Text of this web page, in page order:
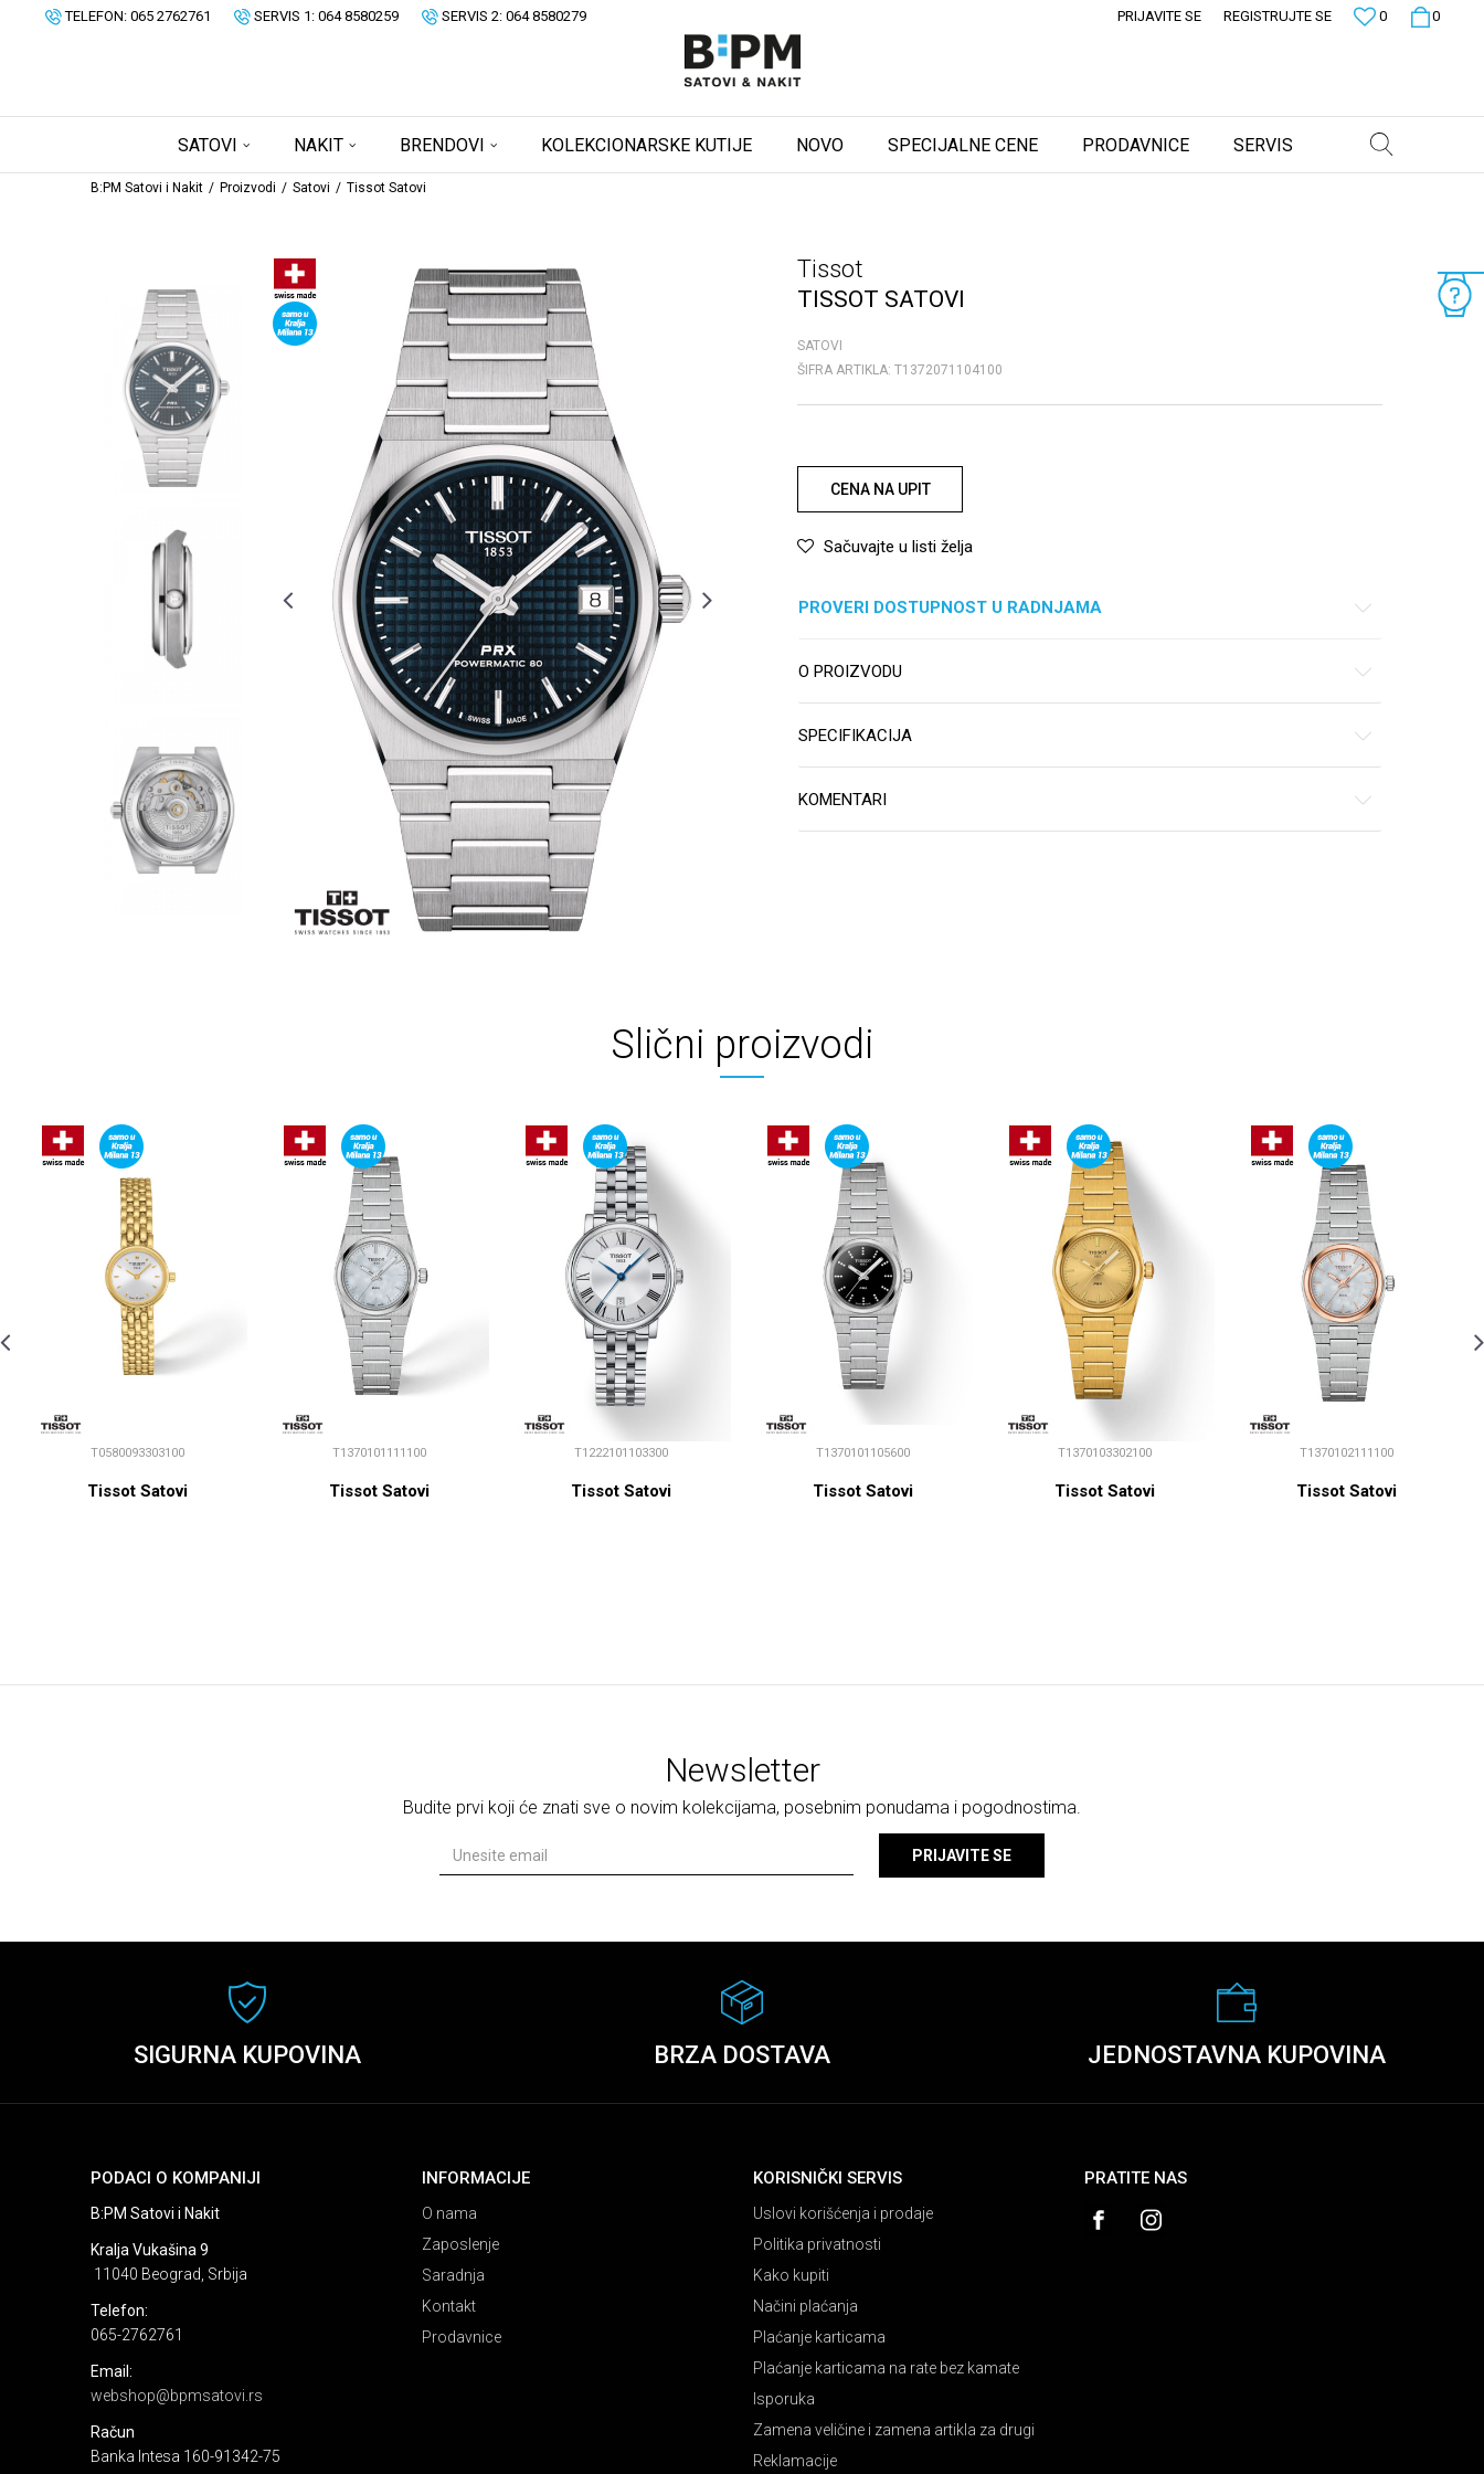
TELEFON: 065 2762761 SERVIS 1: 064 8580259 SERVIS 2: 064 8580279 0
0
PRIJAVITE SE REGISTRUJTE SE
SATOVI NAKIT BRENDOVI KOLEKCIONARSKE KUTIJE NOVO SPECIJALNE CENE PRODAVNICE SERVIS
B:PM Satovi i Nakit Proizvodi Satovi Tissot Satovi
Tissot
TISSOT SATOVI
SATOVI
ŠIFRA ARTIKLA: T1372071104100
CENA NA UPIT
Sačuvajte u listi želja
PROVERI DOSTUPNOST U RADNJAMA
O PROIZVODU
SPECIFIKACIJA
KOMENTARI
Slični proizvodi
T0580093303100
Tissot Satovi
T1370101111100
Tissot Satovi
T1222101103300
Tissot Satovi
T1370101105600
Tissot Satovi
T1370103302100
Tissot Satovi
T1370102111100
Tissot Satovi
Newsletter
Budite prvi koji će znati sve o novim kolekcijama, posebnim ponudama i pogodnostima.
PRIJAVITE SE
SIGURNA KUPOVINA BRZA DOSTAVA JEDNOSTAVNA KUPOVINA
PODACI O KOMPANIJI
B:PM Satovi i Nakit
Kralja Vukašina 9
11040 Beograd, Srbija
Telefon:
065-2762761
Email:
webshop@bpmsatovi.rs
Račun
Banka Intesa 160-91342-75
INFORMACIJE
O nama
Zaposlenje
Saradnja
Kontakt
Prodavnice
KORISNIČKI SERVIS
Uslovi korišćenja i prodaje
Politika privatnosti
Kako kupiti
Načini plaćanja
Plaćanje karticama
Plaćanje karticama na rate bez kamate
Isporuka
Zamena veličine i zamena artikla za drugi
Reklamacije
PRATITE NAS